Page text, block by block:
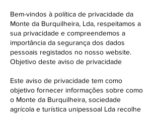
Bem-vindos à política de privacidade da
Monte da Burquilheira, Lda, respeitamos a
sua privacidade e compreendemos a
importância da segurança dos dados
pessoais registados no nosso website.
Objetivo deste aviso de privacidade
Este aviso de privacidade tem como
objetivo fornecer informações sobre como
o Monte da Burquilheira, sociedade
agrícola e turística unipessoal Lda recolhe